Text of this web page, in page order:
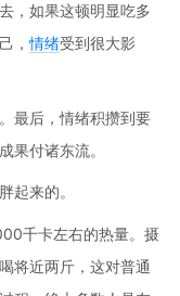
，如果这顿明显吃多
，情绪受到很大影
最后，情绪积攒到要
果付诸东流。
起来的。
千卡左右的热量。摄
将近两斤，这对普通